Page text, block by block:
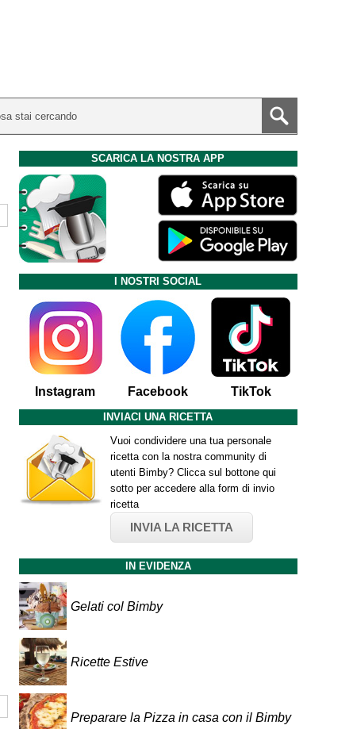
SCARICA LA NOSTRA APP
I NOSTRI SOCIAL
Instagram Facebook TikTok
INVIACI UNA RICETTA
Vuoi condividere una tua personale
ricetta con la nostra community di
utenti Bimby? Clicca sul bottone qui
sotto per accedere alla form di invio
ricetta
INVIA LA RICETTA
IN EVIDENZA
Gelati col Bimby
Ricette Estive
Preparare la Pizza in casa con il Bimby